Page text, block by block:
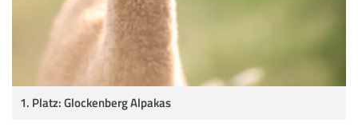
1. Platz: Glockenberg Alpakas